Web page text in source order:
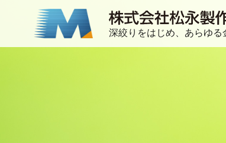
深絞りをはじめ、あらゆる